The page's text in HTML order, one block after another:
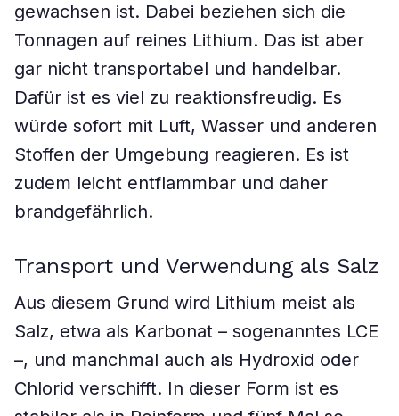
gewachsen ist. Dabei beziehen sich die
Tonnagen auf reines Lithium. Das ist aber
gar nicht transportabel und handelbar.
Dafür ist es viel zu reaktionsfreudig. Es
würde sofort mit Luft, Wasser und anderen
Stoffen der Umgebung reagieren. Es ist
zudem leicht entflammbar und daher
brandgefährlich.
Transport und Verwendung als Salz
Aus diesem Grund wird Lithium meist als
Salz, etwa als Karbonat – sogenanntes LCE
–, und manchmal auch als Hydroxid oder
Chlorid verschifft. In dieser Form ist es